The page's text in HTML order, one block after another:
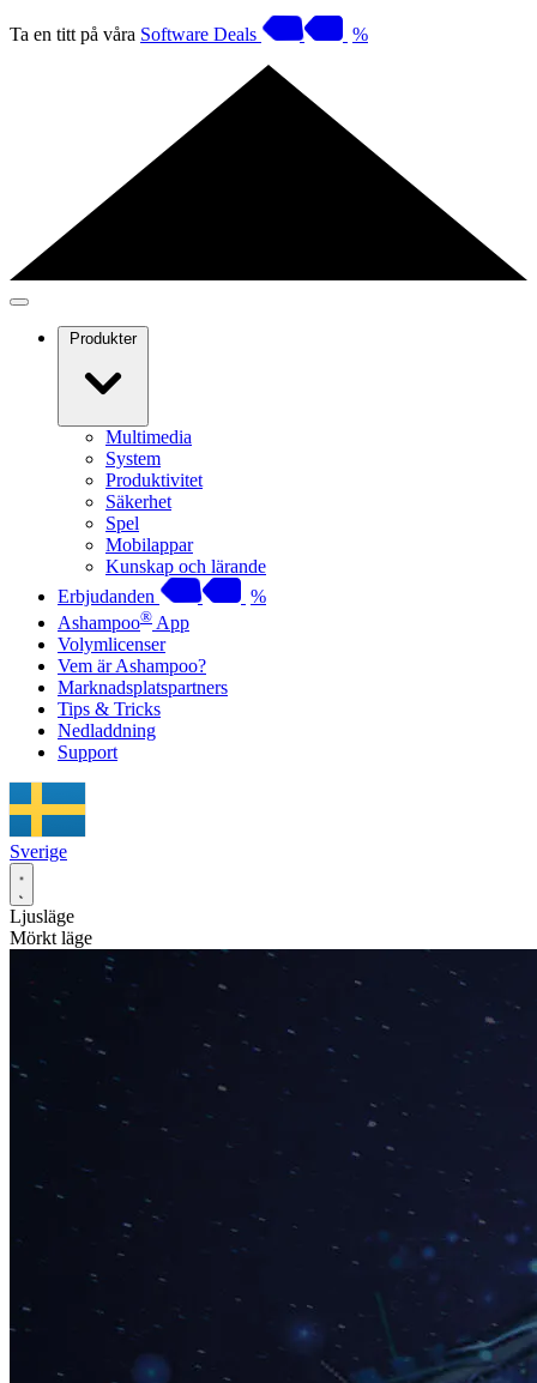
Ta en titt på våra Software Deals %
Produkter
Multimedia
System
Produktivitet
Säkerhet
Spel
Mobilappar
Kunskap och lärande
Erbjudanden
%
Ashampoo® App
Volymlicenser
Vem är Ashampoo?
Marknadsplatspartners
Tips & Tricks
Nedladdning
Support
Sverige
Ljusläge
Mörkt läge